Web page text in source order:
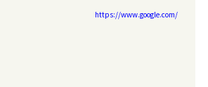
https://www.google.com/